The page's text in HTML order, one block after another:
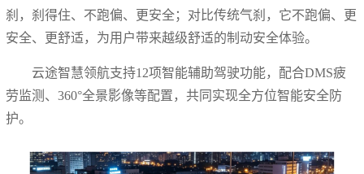
刹，刹得住、不跑偏、更安全；对比传统气刹，它不跑偏、更
安全、更舒适，为用户带来越级舒适的制动安全体验。
云途智慧领航支持12项智能辅助驾驶功能，配合DMS疲
劳监测、360°全景影像等配置，共同实现全方位智能安全防
护。